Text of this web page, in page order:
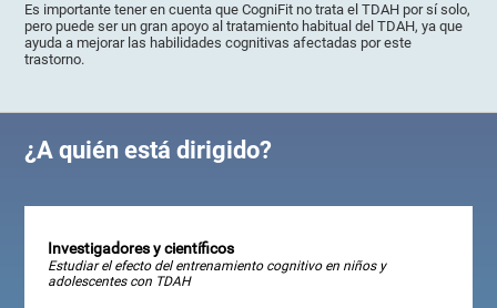
Es importante tener en cuenta que CogniFit no trata el TDAH por sí solo,
pero puede ser un gran apoyo al tratamiento habitual del TDAH, ya que
ayuda a mejorar las habilidades cognitivas afectadas por este
trastorno.
¿A quién está dirigido?
Investigadores y científicos
Estudiar el efecto del entrenamiento cognitivo en niños y
adolescentes con TDAH